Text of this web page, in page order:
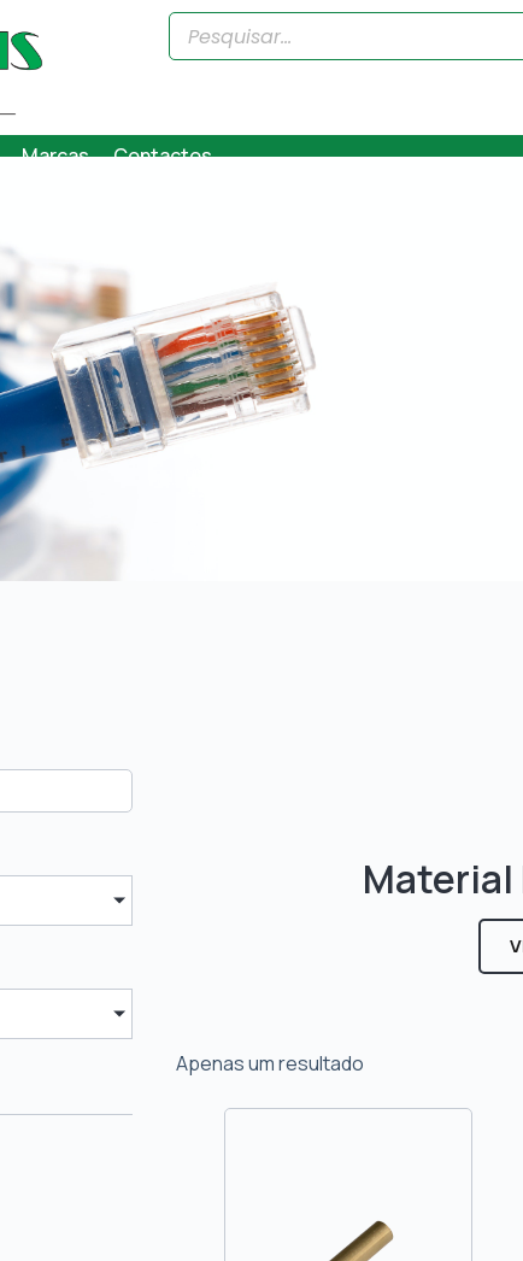
Marcas Contactos
Apenas um resultado